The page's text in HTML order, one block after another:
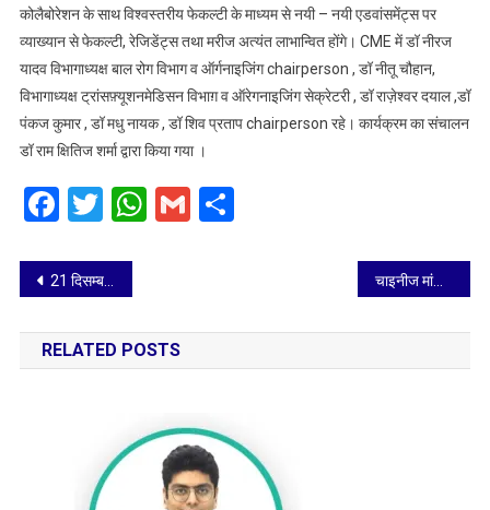
व्याख़्यान
दिए
कोलैबोरेशन के साथ विश्वस्तरीय फेकल्टी के माध्यम से नयी – नयी एडवांसमेंट्स पर
व्याख्यान से फेकल्टी, रेजिडेंट्स तथा मरीज अत्यंत लाभान्वित होंगे। CME में डॉ नीरज
यादव विभागाध्यक्ष बाल रोग विभाग व ऑर्गनाइजिंग chairperson , डॉ नीतू चौहान,
विभागाध्यक्ष ट्रांसफ़्यूशनमेडिसन विभाग़ व ऑरेगनाइजिंग सेक्रेटरी , डॉ राज़ेश्वर दयाल ,डॉ
पंकज कुमार , डॉ मधु नायक , डॉ शिव प्रताप chairperson रहे। कार्यक्रम का संचालन
डॉ राम क्षितिज शर्मा द्वारा किया गया ।
Facebook
Twitter
WhatsApp
GmailShare
Post
navigation
21 दिसम्बर को जिलाधिकारी की अध्यक्षता में तहसील एत्मादपुर तथा शेष तहसीलों में अपर जिलाधिकारी की अध्यक्षता में सम्पूर्ण समाधान दिवस का होगा आयोजन चाइनीज मांझे से पशु पक्षियों के साथ-साथ आमजन को होती है असुविधा, पूरे देश में चाइनीज मांझा है प्रतिबंधित-जिलाधिकारी
RELATED POSTS